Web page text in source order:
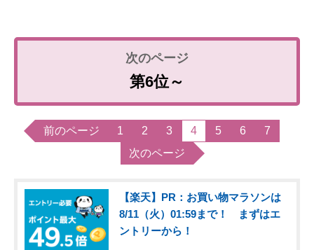
第6位～
前のページ 1 2 3 4 5 6
7
次のページ
【楽天】PR：お買い物マラソンは
8/11（火）01:59まで！ まずはエ
ントリーから！